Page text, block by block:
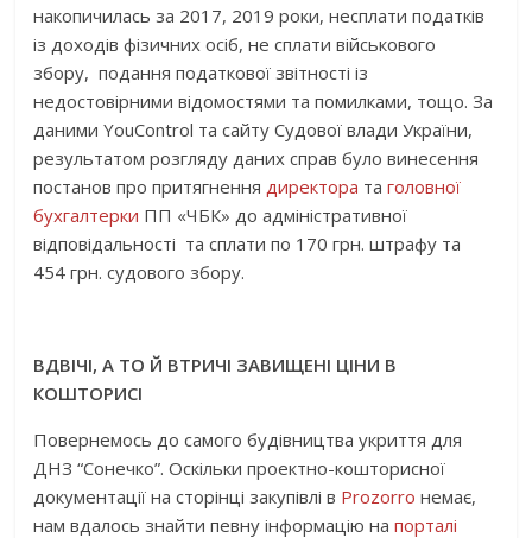
накопичилась за 2017, 2019 роки, несплати податків
із доходів фізичних осіб, не сплати військового
збору, подання податкової звітності із
недостовірними відомостями та помилками, тощо. За
даними YouControl та сайту Судової влади України,
результатом розгляду даних справ було винесення
постанов про притягнення директора таголовної
бухгалтерки ПП «ЧБК» до адміністративної
відповідальності та сплати по 170 грн. штрафу та
454 грн. судового збору.
ВДВІЧІ, А ТО Й ВТРИЧІ ЗАВИЩЕНІ ЦІНИ В
КОШТОРИСІ
Повернемось до самого будівництва укриття для
ДНЗ “Сонечко”. Оскільки проектно-кошторисної
документації на сторінці закупівлі в Prozorro немає,
нам вдалось знайти певну інформацію напорталі